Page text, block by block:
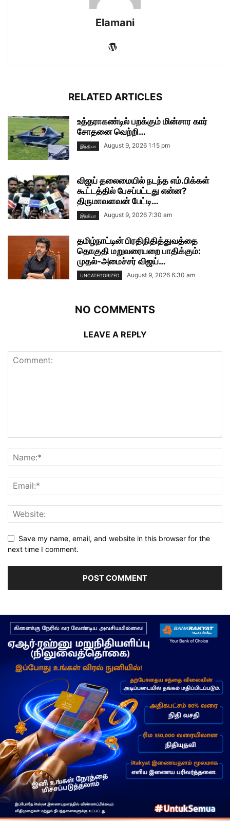
Elamani
RELATED ARTICLES
உத்தராகண்டில் பறக்கும் மின்சார கார்
சோதனை வெற்றி…
இந்தியா August 9, 2026 1:15 pm
விஜய் தலைமையில் நடந்த எம்.பிக்கள்
கூட்டத்தில் பேசப்பட்டது என்ன?
திருமாவளவன் பேட்டி…
இந்தியா August 9, 2026 7:30 am
தமிழ்நாட்டின் பிரதிநிதித்துவத்தை
தொகுதி மறுவரையறை பாதிக்கும்:
முதல்-அமைச்சர் விஜய்…
UNCATEGORIZED August 9, 2026 6:30 am
NO COMMENTS
LEAVE A REPLY
Save my name, email, and website in this browser for the
next time I comment.